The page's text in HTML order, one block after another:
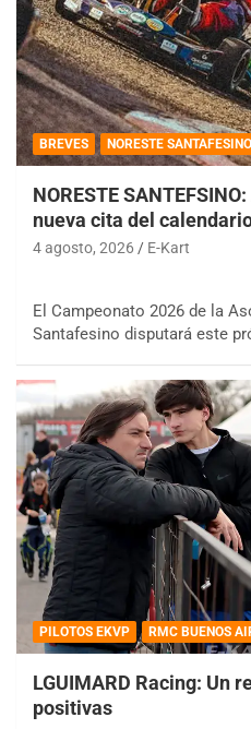
BREVES NORESTE SANTAFESINO
NORESTE
nueva cita del
4 agosto, 2026 E-Kart
El Campeonato 2026 de la
Santafesino disputará este
PILOTOS EKVP RMC BUENOS
LGUIMARD Racing: Un
positivas